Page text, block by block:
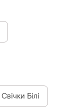
Свічки Білі